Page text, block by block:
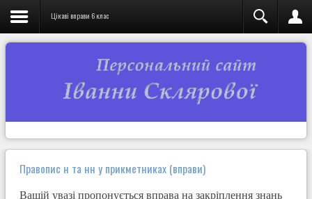
Цікаві вправи 6 клас
Правопис н та нн у прикметниках (вправи)
Вашій увазі пропонується вправа на закріплення знань